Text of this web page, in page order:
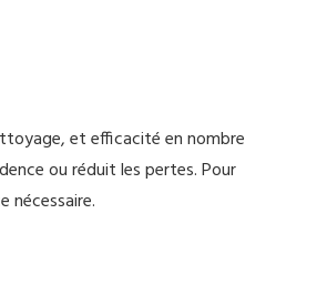
et efficacité en nombre
ou réduit les pertes. Pour
nécessaire.